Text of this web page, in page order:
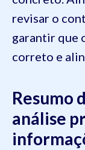
revisar o
garantir que
correto e
Resumo
análise